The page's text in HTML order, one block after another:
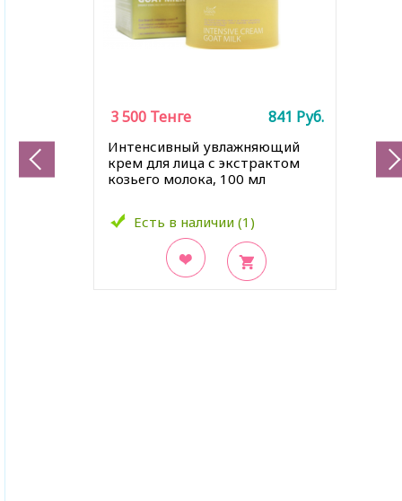
Интенсивный увлажняющий
крем для лица с экстрактом
козьего молока, 100 мл
Есть в наличии (1)
3 500 Тенге 841 Руб.